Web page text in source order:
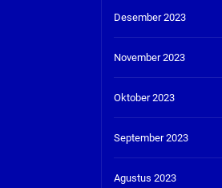
Desember 2023
November 2023
Oktober 2023
September 2023
Agustus 2023